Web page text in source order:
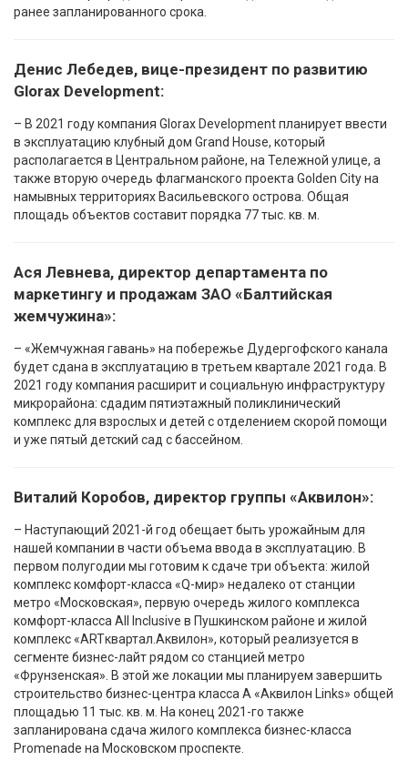
ранее запланированного срока.
Денис Лебедев, вице-президент по развитию
Glorax Development:
– В 2021 году компания Glorax Development планирует ввести
в эксплуатацию клубный дом Grand House, который
располагается в Центральном районе, на Тележной улице, а
также вторую очередь флагманского проекта Golden City на
намывных территориях Васильевского острова. Общая
площадь объектов составит порядка 77 тыс. кв. м.
Ася Левнева, директор департамента по
маркетингу и продажам ЗАО «Балтийская
жемчужина»:
– «Жемчужная гавань» на побережье Дудергофского канала
будет сдана в эксплуатацию в третьем квартале 2021 года. В
2021 году компания расширит и социальную инфраструктуру
микрорайона: сдадим пятиэтажный поликлинический
комплекс для взрослых и детей с отделением скорой помощи
и уже пятый детский сад с бассейном.
Виталий Коробов, директор группы «Аквилон»:
– Наступающий 2021-й год обещает быть урожайным для
нашей компании в части объема ввода в эксплуатацию. В
первом полугодии мы готовим к сдаче три объекта: жилой
комплекс комфорт-класса «Q-мир» недалеко от станции
метро «Московская», первую очередь жилого комплекса
комфорт-класса All Inclusive в Пушкинском районе и жилой
комплекс «ARTквартал.Аквилон», который реализуется в
сегменте бизнес-лайт рядом со станцией метро
«Фрунзенская». В этой же локации мы планируем завершить
строительство бизнес-центра класса А «Аквилон Links» общей
площадью 11 тыс. кв. м. На конец 2021-го также
запланирована сдача жилого комплекса бизнес-класса
Promenade на Московском проспекте.